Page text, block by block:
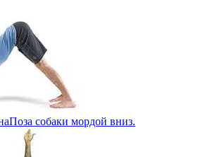
Поза собаки мордой вниз.